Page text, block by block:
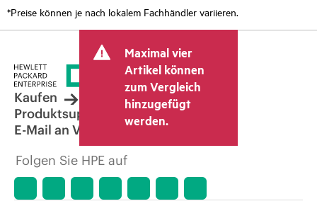
*Preise können je nach lokalem Fachhändler variieren.
Maximal vier
Artikel können
zum Vergleich
hinzugefügt
werden.
Kaufen
Produktsupport
E-Mail an Vertrieb
Folgen Sie HPE auf